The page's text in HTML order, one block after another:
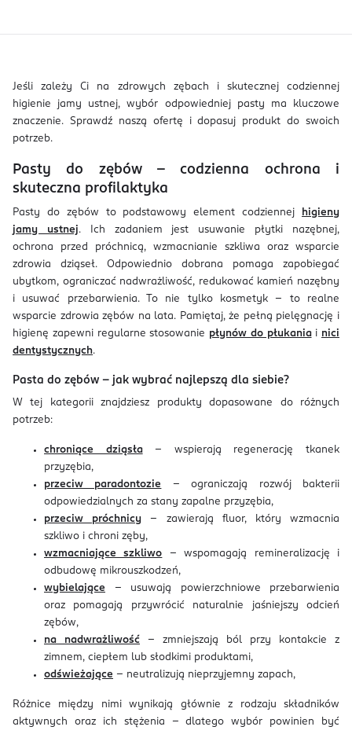
Jeśli zależy Ci na zdrowych zębach i skutecznej codziennej
higienie jamy ustnej, wybór odpowiedniej pasty ma kluczowe
znaczenie. Sprawdź naszą ofertę i dopasuj produkt do swoich
potrzeb.
Pasty do zębów – codzienna ochrona i
skuteczna profilaktyka
Pasty do zębów to podstawowy element codziennej
higieny
jamy ustnej. Ich zadaniem jest usuwanie płytki nazębnej,
ochrona przed próchnicą, wzmacnianie szkliwa oraz wsparcie
zdrowia dziąseł. Odpowiednio dobrana pomaga zapobiegać
ubytkom, ograniczać nadwrażliwość, redukować kamień nazębny
i usuwać przebarwienia. To nie tylko kosmetyk – to realne
wsparcie zdrowia zębów na lata. Pamiętaj, że pełną pielęgnację i
higienę zapewni regularne stosowanie płynów do płukaniai nici
dentystycznych.
Pasta do zębów – jak wybrać najlepszą dla siebie?
W tej kategorii znajdziesz produkty dopasowane do różnych
potrzeb:
chroniące dziąsła– wspierają regenerację tkanek
przyzębia,
przeciw paradontozie
– ograniczają rozwój bakterii
odpowiedzialnych za stany zapalne przyzębia,
przeciw próchnicy – zawierają fluor, który wzmacnia
szkliwo i chroni zęby,
wzmacniające szkliwo – wspomagają remineralizację i
odbudowę mikrouszkodzeń,
wybielające – usuwają powierzchniowe przebarwienia
oraz pomagają przywrócić naturalnie jaśniejszy odcień
zębów,
na nadwrażliwość – zmniejszają ból przy kontakcie z
zimnem, ciepłem lub słodkimi produktami,
odświeżające – neutralizują nieprzyjemny zapach,
Różnice między nimi wynikają głównie z rodzaju składników
aktywnych oraz ich stężenia – dlatego wybór powinien być